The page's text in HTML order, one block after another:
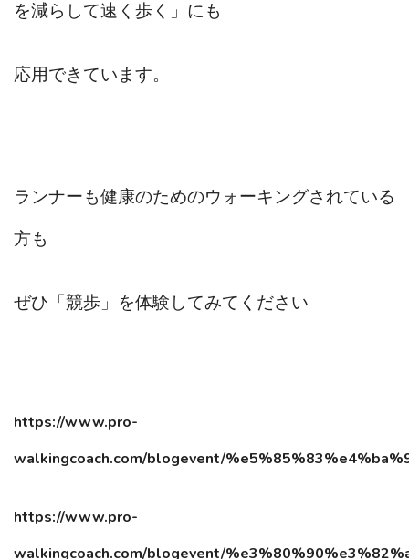
を減らして速く歩く」にも
応用できています。
ランナーも健康のためのウォーキングされている
方も
ぜひ「競歩」を体験してみてください
https://www.pro-
walkingcoach.com/blogevent/
https://www.pro-
walkingcoach.com/blogevent/